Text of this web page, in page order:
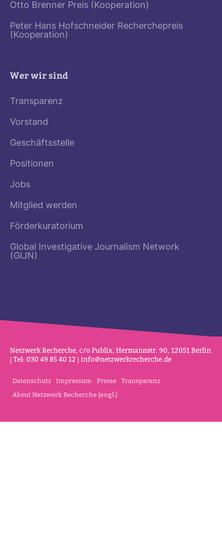
Otto Brenner Preis (Kooperation)
Peter Hans Hofschneider Recherchepreis
(Kooperation)
Wer wir sind
Transparenz
Vorstand
Geschäftsstelle
Positionen
Jobs
Mitglied werden
Förderkuratorium
Global Investigative Journalism Network
(GIJN)
Netz­werk Recherche, c/o Publix, Her­mannstr. 90, 12051 Berlin
| Tel: 030 49 85 40 12 | info@netz­werk­re­cherche.de
Datenschutz Impressum Presse Transparenz
About Netzwerk Recherche (engl.)